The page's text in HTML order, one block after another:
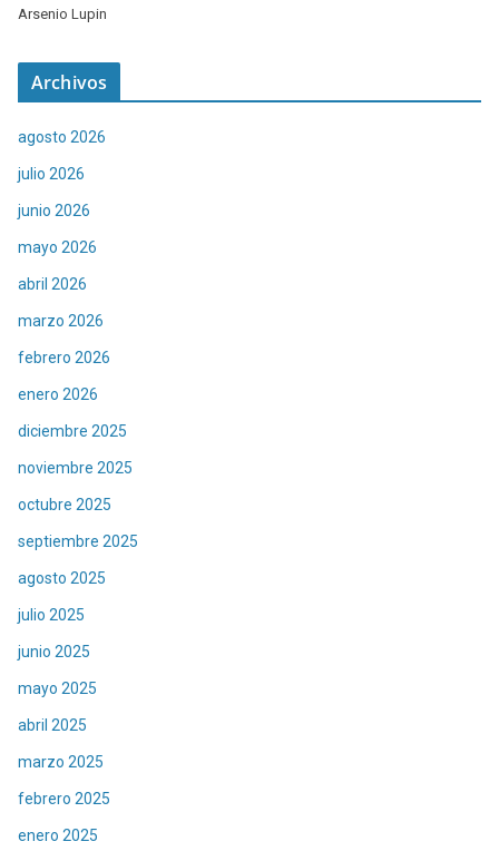
Arsenio Lupin
Archivos
agosto 2026
julio 2026
junio 2026
mayo 2026
abril 2026
marzo 2026
febrero 2026
enero 2026
diciembre 2025
noviembre 2025
octubre 2025
septiembre 2025
agosto 2025
julio 2025
junio 2025
mayo 2025
abril 2025
marzo 2025
febrero 2025
enero 2025